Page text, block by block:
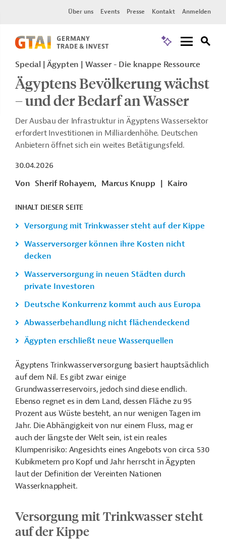
Über uns Events Presse Kontakt Anmelden
Special | Ägypten | Wasser - Die knappe Ressource
Ägyptens Bevölkerung wächst
– und der Bedarf an Wasser
Der Ausbau der Infrastruktur in Ägyptens Wassersektor
erfordert Investitionen in Milliardenhöhe. Deutschen
Anbietern öffnet sich ein weites Betätigungsfeld.
30.04.2026
Von Sherif Rohayem, Marcus Knupp Kairo
INHALT DIESER SEITE
Versorgung mit Trinkwasser steht auf der Kippe
Wasserversorger können ihre Kosten nicht
decken
Wasserversorgung in neuen Städten durch
private Investoren
Deutsche Konkurrenz kommt auch aus Europa
Abwasserbehandlung nicht flächendeckend
Ägypten erschließt neue Wasserquellen
Ägyptens Trinkwasserversorgung basiert hauptsächlich
auf dem Nil. Es gibt zwar einige
Grundwasserreservoirs, jedoch sind diese endlich.
Ebenso regnet es in dem Land, dessen Fläche zu 95
Prozent aus Wüste besteht, an nur wenigen Tagen im
Jahr. Die Abhängigkeit von nur einem Fluss, mag er
auch der längste der Welt sein, ist ein reales
Klumpenrisiko: Angesichts eines Angebots von circa 530
Kubikmetern pro Kopf und Jahr herrscht in Ägypten
laut der Definition der Vereinten Nationen
Wasserknappheit.
Versorgung mit Trinkwasser steht
auf der Kippe